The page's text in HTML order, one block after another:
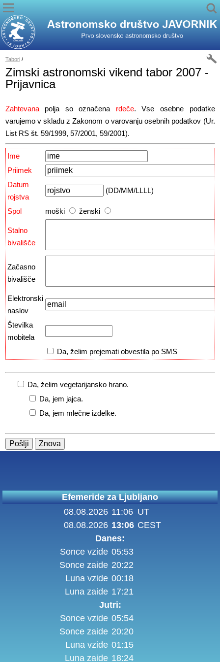
Tabori/
Zimski astronomski vikend tabor 2007 -
Prijavnica
Zahtevanapolja so označena rdeče. Vse osebne podatke
varujemo v skladu z Zakonom o varovanju osebnih podatkov (Ur.
List RS št. 59/1999, 57/2001, 59/2001).
Ime
Priimek
Datum
rojstva
(DD/MM/LLLL)
Spol moški ženski
Stalno
bivališče
Začasno
bivališče
Elektronski
naslov
Številka
mobitela
Da, želim prejemati obvestila po SMS
Da, želim vegetarijansko hrano.
Da, jem jajca.
Da, jem mlečne izdelke.
Efemeride za Ljubljano
08.08.2026 11:06 UT
08.08.2026 13:06 CEST
Danes:
Sonce vzide 05:53
Sonce zaide 20:22
Luna vzide 00:18
Luna zaide 17:21
Jutri:
Sonce vzide 05:54
Sonce zaide 20:20
Luna vzide 01:15
Luna zaide 18:24